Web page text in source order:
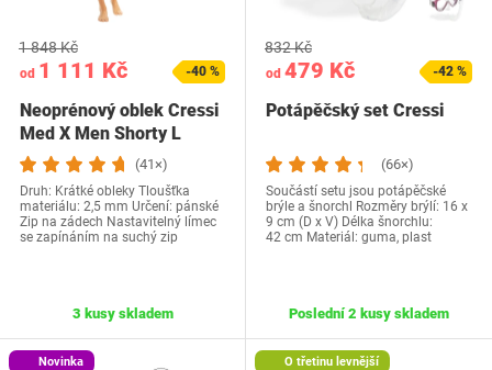
od 1 111 Kč
1 848 Kč
-40 %
Neoprénový oblek Cressi
Med X Men Shorty L
(41×)
Druh: Krátké obleky Tloušťka
materiálu: 2,5 mm Určení: pánské
Zip na zádech Nastavitelný límec
se zapínáním na suchý zip
3 kusy skladem
od 479 Kč
832 Kč
-42 %
Potápěčský set Cressi
(66×)
Součástí setu jsou potápěčské
brýle a šnorchl Rozměry brýlí: 16 x
9 cm (D x V) Délka šnorchlu:
42 cm Materiál: guma, plast
Poslední 2 kusy skladem
Novinka O třetinu levnější